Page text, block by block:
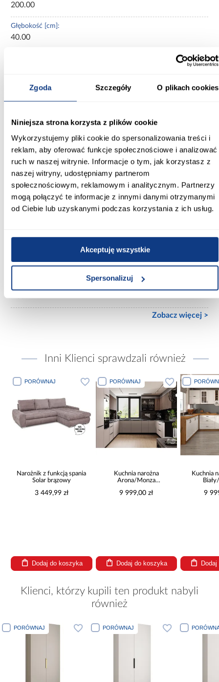
Zgoda Szczegóły O plikach cookies
Niniejsza strona korzysta z plików cookie
Wykorzystujemy pliki cookie do spersonalizowania treści i
reklam, aby oferować funkcje społecznościowe i analizować
ruch w naszej witrynie. Informacje o tym, jak korzystasz z
naszej witryny, udostępniamy partnerom
społecznościowym, reklamowym i analitycznym. Partnerzy
mogą połączyć te informacje z innymi danymi otrzymanymi
od Ciebie lub uzyskanymi podczas korzystania z ich usług.
Akceptuję wszystkie
Spersonalizuj
200.00
Głębokość [cm]:
40.00
Kolor frontów:
beżowy
Kolor korpusu:
beżowy
Wybarwienie:
beżowe
Lustro:
bez lustra
mat
Zobacz więcej >
Inni Klienci sprawdzali również
PORÓWNAJ
Kuchnia narożna
Arona/Monza
9 999,00 zł
Dodaj do koszyka
PORÓWNAJ
Kuchnia narożna Stilo
Biały/Artisan
9 999,00 zł
Dodaj do koszyka
Kuchnia
4
Klienci, którzy kupili ten produkt nabyli
również
PORÓWNAJ PORÓWNAJ